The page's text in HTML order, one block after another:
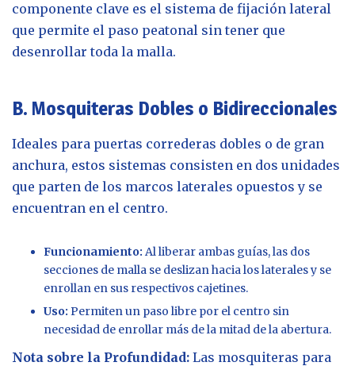
componente clave es el sistema de fijación lateral
que permite el paso peatonal sin tener que
desenrollar toda la malla.
B. Mosquiteras Dobles o Bidireccionales
Ideales para puertas correderas dobles o de gran
anchura, estos sistemas consisten en dos unidades
que parten de los marcos laterales opuestos y se
encuentran en el centro.
Funcionamiento: Al liberar ambas guías, las dos
secciones de malla se deslizan hacia los laterales y se
enrollan en sus respectivos cajetines.
Uso: Permiten un paso libre por el centro sin
necesidad de enrollar más de la mitad de la abertura.
Nota sobre la Profundidad: Las mosquiteras para